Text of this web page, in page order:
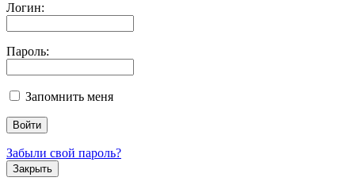
Логин:
Пароль:
Запомнить меня
Забыли свой пароль?
Закрыть